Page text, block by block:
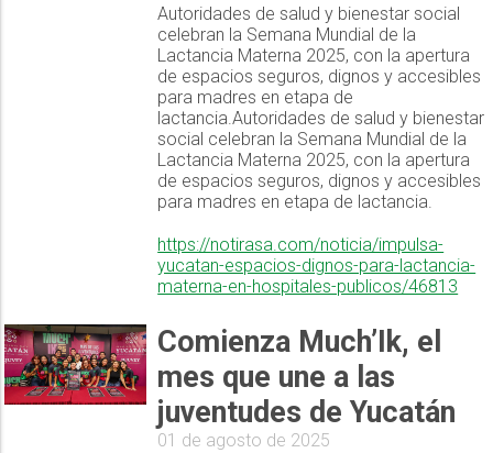
Autoridades de salud y bienestar social
celebran la Semana Mundial de la
Lactancia Materna 2025, con la apertura
de espacios seguros, dignos y accesibles
para madres en etapa de
lactancia.Autoridades de salud y bienestar
social celebran la Semana Mundial de la
Lactancia Materna 2025, con la apertura
de espacios seguros, dignos y accesibles
para madres en etapa de lactancia.
https://notirasa.com/noticia/impulsa-
yucatan-espacios-dignos-para-lactancia-
materna-en-hospitales-publicos/46813
Comienza Much’Ik, el
mes que une a las
juventudes de Yucatán
01 de agosto de 2025